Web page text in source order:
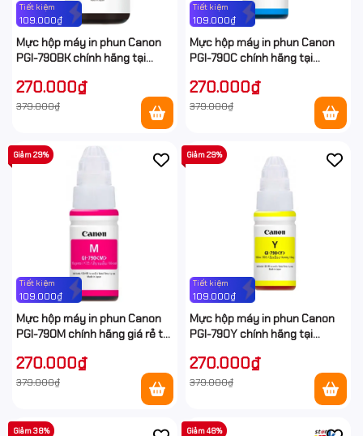
Tiết kiệm
109.000₫
Mực hộp máy in phun Canon
PGI-790BK chính hãng tại
270.000₫
379.000₫
Tiết kiệm
109.000₫
Mực hộp máy in phun Canon
PGI-790C chính hãng tại
270.000₫
379.000₫
Tiết kiệm
109.000₫
Giảm 29%
Mực hộp máy in phun Canon
PGI-790M chính hãng giá rẻ tại
270.000₫
379.000₫
Tiết kiệm
109.000₫
Giảm 29%
Mực hộp máy in phun Canon
PGI-790Y chính hãng tại
270.000₫
379.000₫
Giảm 38% Giảm 48%